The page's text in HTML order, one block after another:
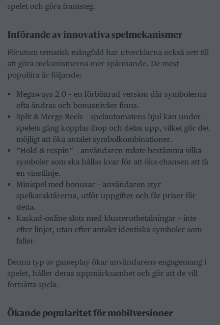
spelet och göra framsteg.
Införande av innovativa spelmekanismer
Förutom tematisk mångfald har utvecklarna också sett till
att göra mekanismerna mer spännande. De mest
populära är följande:
Megaways 2.0 – en förbättrad version där symbolerna
ofta ändras och bonusnivåer finns.
Split & Merge Reels – spelautomatens hjul kan under
spelets gång kopplas ihop och delas upp, vilket gör det
möjligt att öka antalet symbolkombinationer.
”Hold & respin” – användaren måste bestämma vilka
symboler som ska hållas kvar för att öka chansen att få
en vinstlinje.
Minispel med bonusar – användaren styr
spelkaraktärerna, utför uppgifter och får priser för
detta.
Kaskad-online slots med klusterutbetalningar – inte
efter linjer, utan efter antalet identiska symboler som
faller.
Denna typ av gameplay ökar användarens engagemang i
spelet, håller deras uppmärksamhet och gör att de vill
fortsätta spela.
Ökande popularitet för mobilversioner